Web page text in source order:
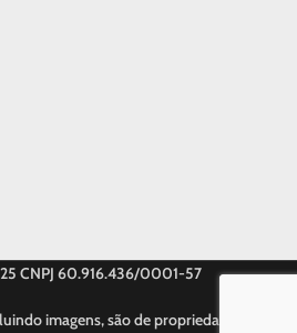
CNPJ 60.916.436/0001-57
imagens, são de propriedade privada.